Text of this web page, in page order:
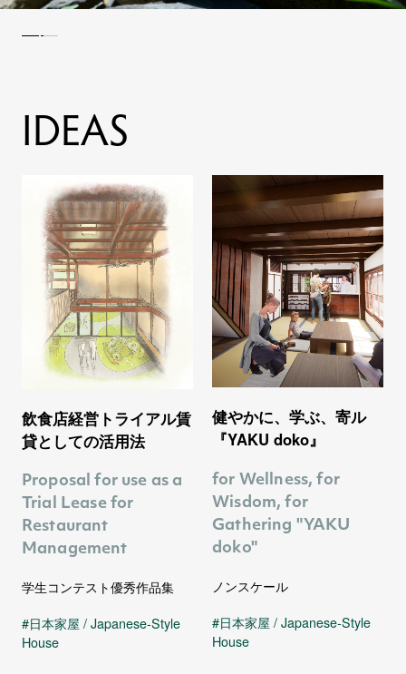
IDEAS
飲食店経営トライアル賃
貸としての活用法
Proposal for use as a
Trial Lease for
Restaurant
Management
学生コンテスト優秀作品集
日本家屋 / Japanese-Style
House
健やかに、学ぶ、寄ル
『YAKU doko』
for Wellness, for
Wisdom, for
Gathering "YAKU
doko"
ノンスケール
日本家屋 / Japanese-Style
House